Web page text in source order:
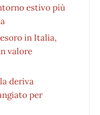
estivo più
in Italia,
valore
deriva
per